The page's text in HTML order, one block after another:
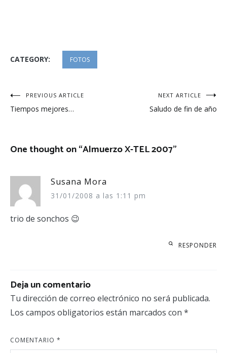
CATEGORY: FOTOS
Navegación
de
PREVIOUS ARTICLE
Tiempos mejores…
NEXT ARTICLE
Saludo de fin de año
One thought on “Almuerzo X-TEL 2007”
Susana Mora
31/01/2008 a las 1:11 pm
trio de sonchos 😉
RESPONDER
Deja un comentario
Tu dirección de correo electrónico no será publicada.
Los campos obligatorios están marcados con *
COMENTARIO *